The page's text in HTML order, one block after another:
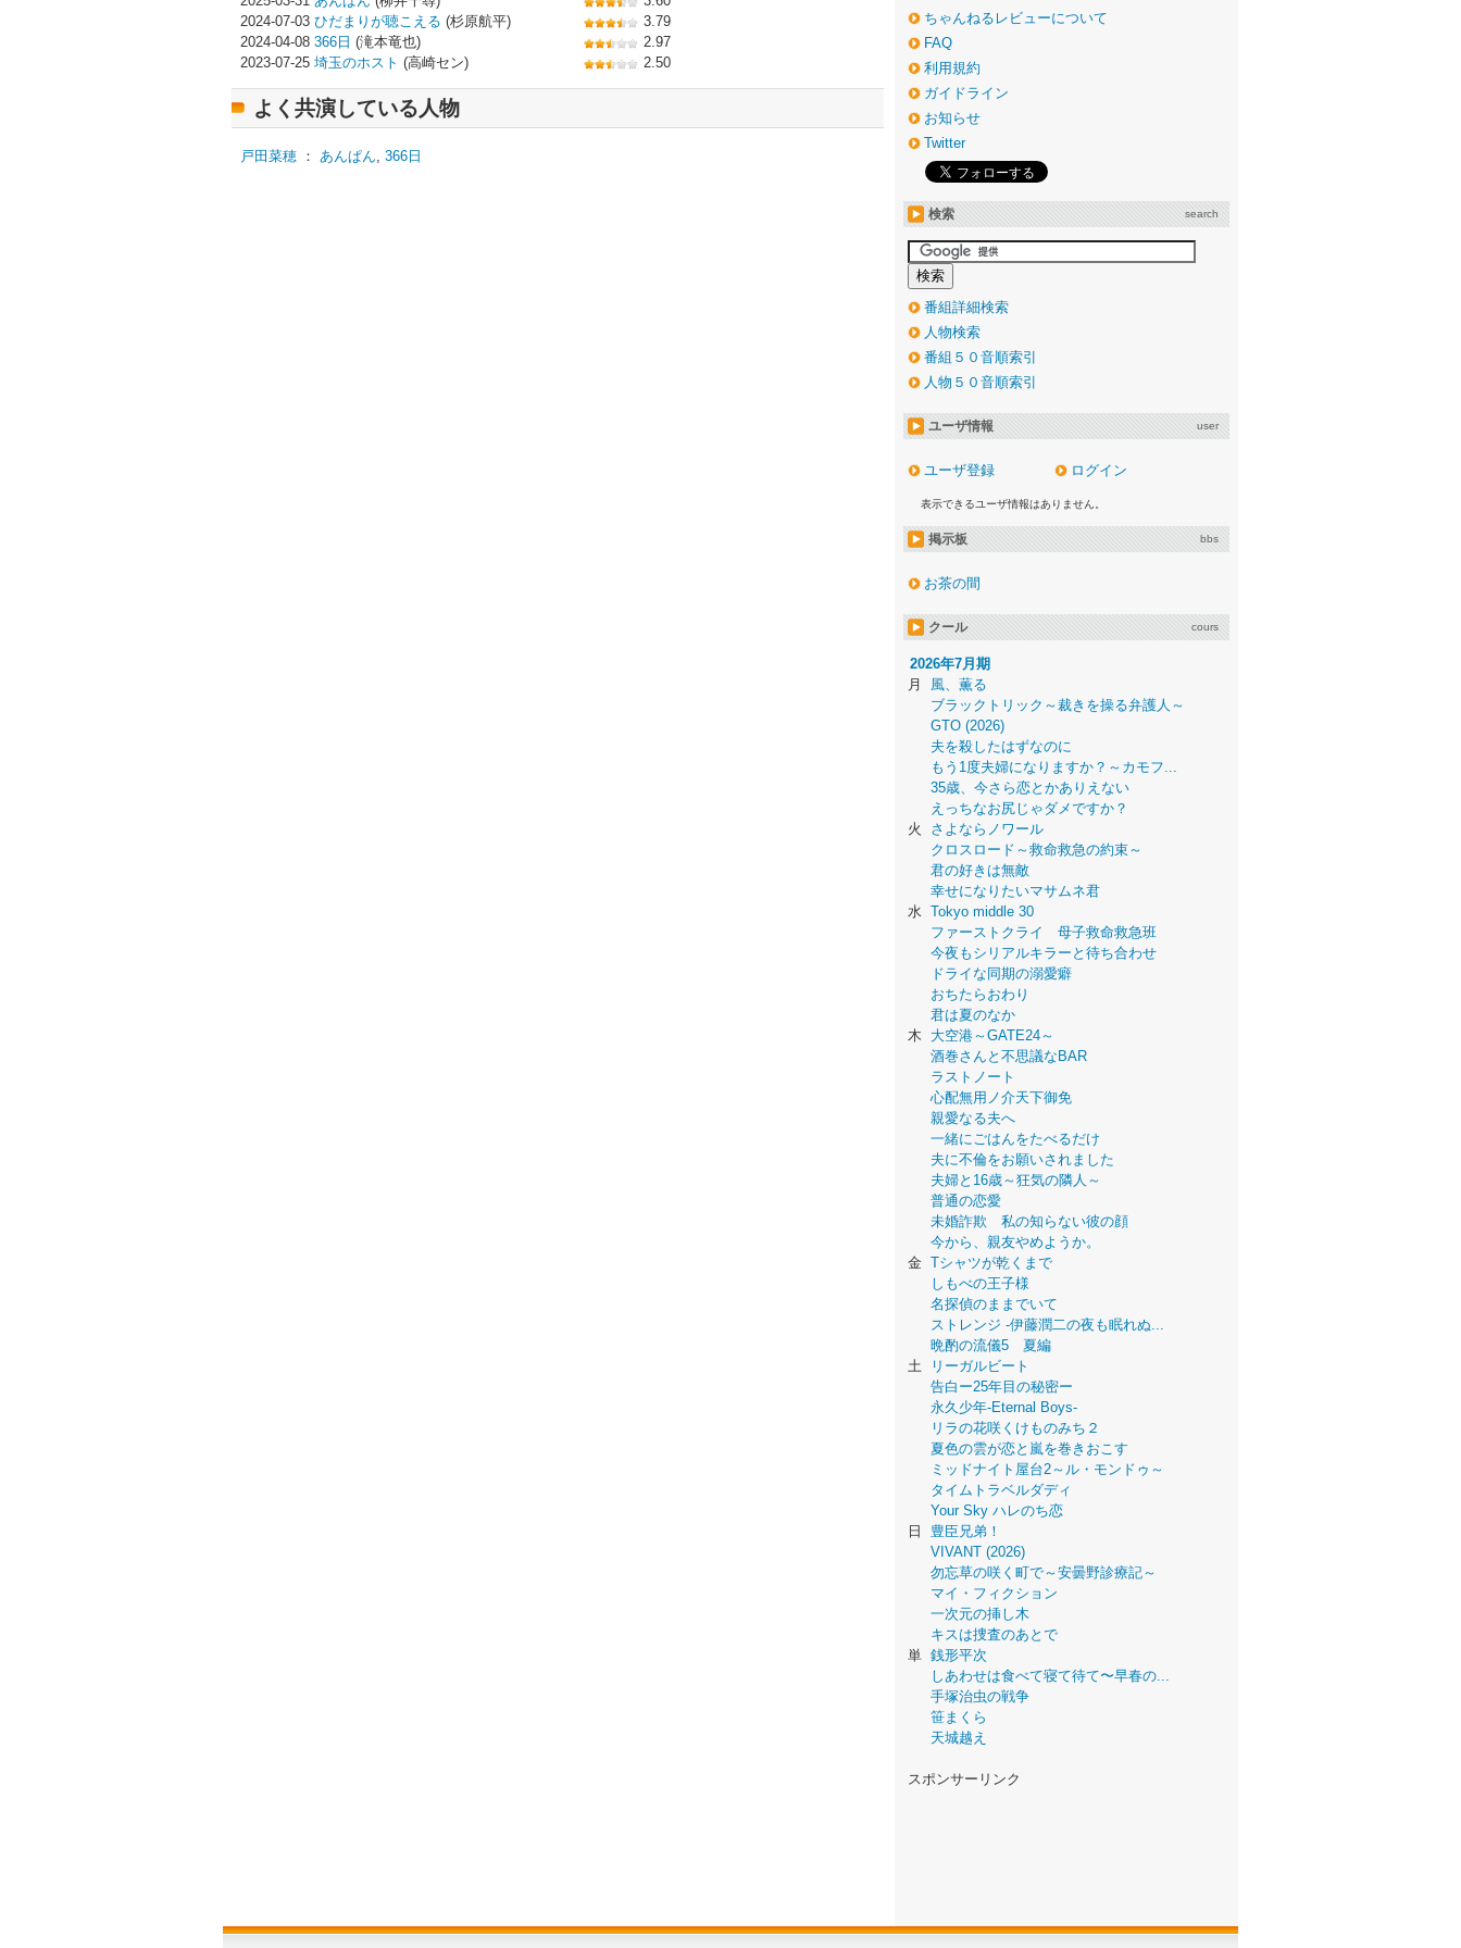
2024-07-03 ひだまりが聴こえる (杉原航平)
3.79
2024-04-08 366日 (滝本竜也)
2.97
2023-07-25 埼玉のホスト (高崎セン) 2.50
よく共演している人物
戸田菜穂 ： あんぱん, 366日
ちゃんねるレビューについて
FAQ
利用規約
ガイドライン
お知らせ
Twitter
検索 search
番組詳細検索
人物検索
番組５０音順索引
人物５０音順索引
ユーザ情報 user
ユーザ登録 ログイン
表示できるユーザ情報はありません。
掲示板 bbs
お茶の間
クール cours
2026年7月期
月
風、薫る
ブラックトリック～裁きを操る弁護人～
GTO (2026)
夫を殺したはずなのに
もう1度夫婦になりますか？～カモフ...
35歳、今さら恋とかありえない
えっちなお尻じゃダメですか？
火
さよならノワール
クロスロード～救命救急の約束～
君の好きは無敵
幸せになりたいマサムネ君
水 Tokyo middle 30
ファーストクライ 母子救命救急班
今夜もシリアルキラーと待ち合わせ
ドライな同期の溺愛癖
おちたらおわり
君は夏のなか
木
大空港～GATE24～
酒巻さんと不思議なBAR
ラストノート
心配無用ノ介天下御免
親愛なる夫へ
一緒にごはんをたべるだけ
夫に不倫をお願いされました
夫婦と16歳～狂気の隣人～
普通の恋愛
未婚詐欺 私の知らない彼の顔
今から、親友やめようか。
金 Tシャツが乾くまで
しもべの王子様
名探偵のままでいて
ストレンジ -伊藤潤二の夜も眠れぬ...
晩酌の流儀5 夏編
土
リーガルビート
告白ー25年目の秘密ー
永久少年-Eternal Boys-
リラの花咲くけものみち２
夏色の雲が恋と嵐を巻きおこす
ミッドナイト屋台2～ル・モンドゥ～
タイムトラベルダディ
Your Sky ハレのち恋
日
豊臣兄弟！
VIVANT (2026)
勿忘草の咲く町で～安曇野診療記～
マイ・フィクション
一次元の挿し木
キスは捜査のあとで
単 銭形平次
しあわせは食べて寝て待て〜早春の...
手塚治虫の戦争
笹まくら
天城越え
スポンサーリンク